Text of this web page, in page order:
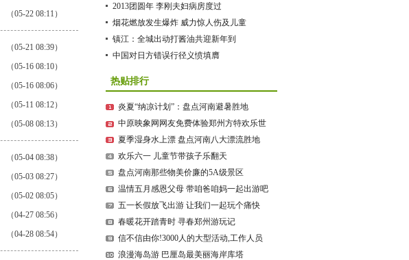
（05-22 08:11）
（05-21 08:39）
（05-16 08:10）
（05-16 08:06）
（05-11 08:12）
（05-08 08:13）
（05-04 08:38）
（05-03 08:27）
（05-02 08:05）
（04-27 08:56）
（04-28 08:54）
2013团圆年 李刚夫妇病房度过
烟花燃放发生爆炸 威力惊人伤及儿童
镇江：全城出动打酱油共迎新年到
中国对日方错误行径义愤填膺
热贴排行
炎夏“纳凉计划”：盘点河南避暑胜地
中原映象网网友免费体验郑州方特欢乐世
界
夏季湿身水上漂 盘点河南八大漂流胜地
欢乐六一 儿童节带孩子乐翻天
盘点河南那些物美价廉的5A级景区
温情五月感恩父母 带咱爸咱妈一起出游吧
五一长假放飞出游 让我们一起玩个痛快
春暖花开踏青时 寻春郑州游玩记
信不信由你!3000人的大型活动,工作人员
只有2个!
浪漫海岛游 巴厘岛最美丽海岸库塔